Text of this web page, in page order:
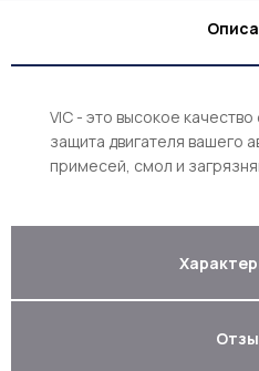
VIC - это высокое
защита двигателя вашего
примесей, смол и